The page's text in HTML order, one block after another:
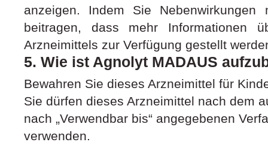
anzeigen. Indem Sie
beitragen, dass mehr Informationen
Arzneimittels zur Verfügung gestellt
5. Wie ist Agnolyt MADAUS
Bewahren Sie dieses Arzneimittel für
Sie dürfen dieses Arzneimittel nach dem
nach „Verwendbar bis“ angegebenen
verwenden.